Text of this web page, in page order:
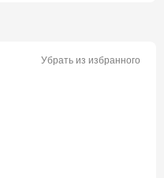
Убрать из избранного